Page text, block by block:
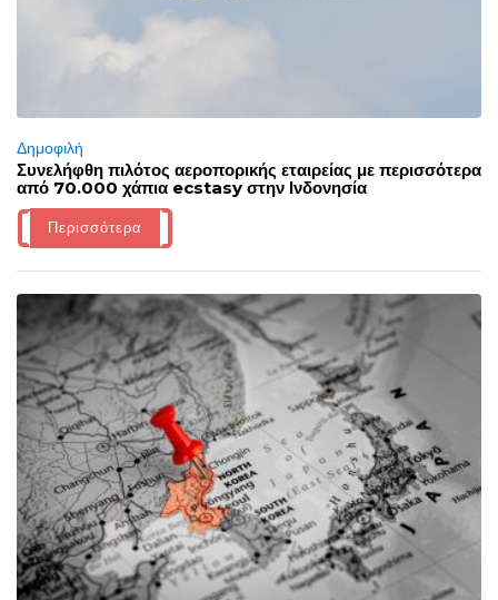
Δημοφιλή
Συνελήφθη πιλότος αεροπορικής εταιρείας με περισσότερα
από 70.000 χάπια ecstasy στην Ινδονησία
Περισσότερα